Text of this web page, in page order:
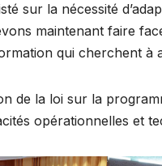
sur la nécessité
maintenant faire
qui cherchent à
de la loi sur la
opérationnelles et